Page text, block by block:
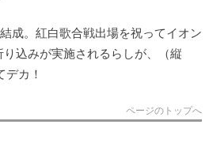
成。紅白歌合戦出場を祝ってイオン
込みが実施されるらしが、（縦
デカ！
ページのトップへ